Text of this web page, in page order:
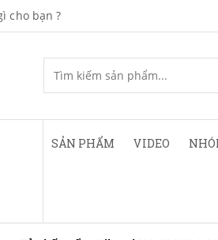
cho bạn ?
SẢN PHẨM VIDEO